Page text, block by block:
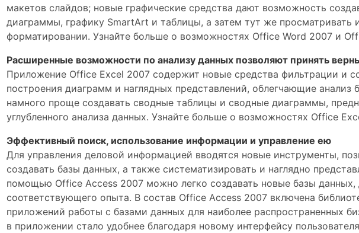
макетов слайдов; новые графические средства дают возможность
диаграммы, графику SmartArt и таблицы, а затем тут же просматривать
форматировании. Узнайте больше о возможностях Office Word 2007 и
Расширенные возможности по анализу данных позволяют принять
Приложение Office Excel 2007 содержит новые средства фильтрации и
построения диаграмм и наглядных представлений, облегчающие анализ
намного проще создавать сводные таблицы и сводные диаграммы,
углубленного анализа данных. Узнайте больше о возможностях Office
Эффективный поиск, использование информации и управление ею
Для управления деловой информацией вводятся новые инструменты,
создавать базы данных, а также систематизировать и наглядно
помощью Office Access 2007 можно легко создавать новые базы
соответствующего опыта. В состав Office Access 2007 включена
приложений работы с базами данных для наиболее распространенных
в приложении стало удобнее благодаря новому интерфейсу